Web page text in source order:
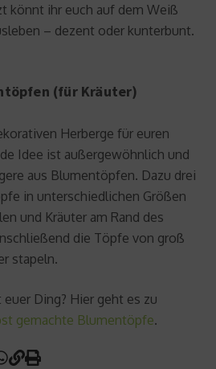
könnt ihr euch auf dem Weiß
– dezent oder kunterbunt.
(für Kräuter)
Herberge für euren
Idee ist außergewöhnlich und
aus Blumentöpfen. Dazu drei
in unterschiedlichen Größen
und Kräuter am Rand des
die Töpfe von groß
stapeln.
Ding? Hier geht es zu
gemachte Blumentöpfe.